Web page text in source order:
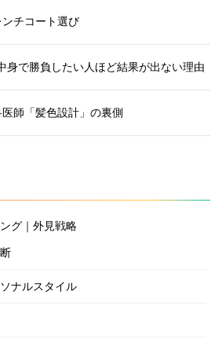
チコート選び
身で勝負したい人ほど結果が出ない理由
師「髪色設計」の裏側
グ｜外見戦略
ナルスタイル